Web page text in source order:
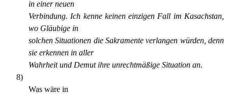
in einer neuen
Verbindung. Ich kenne keinen einzigen Fall im Kasachstan,
wo Gläubige in
solchen Situationen die Sakramente verlangen würden, denn
sie erkennen in aller
Wahrheit und Demut ihre unrechtmäßige Situation an.
8)
Was wäre in